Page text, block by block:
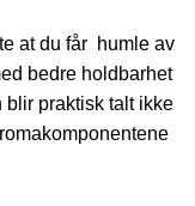
at du får humle av
bedre holdbarhet
blir praktisk talt ikke